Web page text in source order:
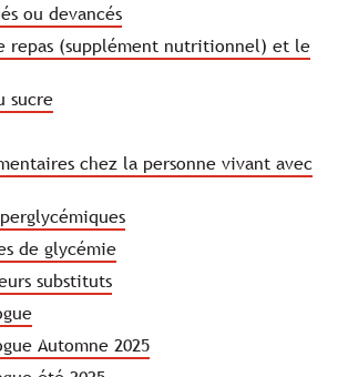
ou devancés
repas (supplément nutritionnel) et le
sucre
chez la personne vivant avec
de glycémie
substituts
Automne 2025